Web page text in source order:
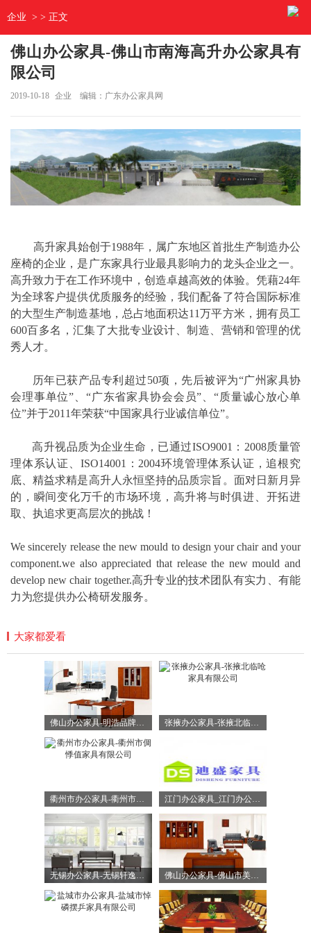
企业 > > 正文
佛山办公家具-佛山市南海高升办公家具有
限公司
2019-10-18 企业 编辑：广东办公家具网
高升家具始创于1988年，属广东地区首批生产制造办公
座椅的企业，是广东家具行业最具影响力的龙头企业之一。
高升致力于在工作环境中，创造卓越高效的体验。凭藉24年
为全球客户提供优质服务的经验，我们配备了符合国际标准
的大型生产制造基地，总占地面积达11万平方米，拥有员工
600百多名，汇集了大批专业设计、制造、营销和管理的优
秀人才。
历年已获产品专利超过50项，先后被评为“广州家具协
会理事单位”、“广东省家具协会会员”、“质量诚心放心单
位”并于2011年荣获“中国家具行业诚信单位”。
高升视品质为企业生命，已通过ISO9001：2008质量管
理体系认证、ISO14001：2004环境管理体系认证，追根究
底、精益求精是高升人永恒坚持的品质宗旨。面对日新月异
的，瞬间变化万千的市场环境，高升将与时俱进、开拓进
取、执追求更高层次的挑战！
We sincerely release the new mould to design your chair and your
component.we also appreciated that release the new mould and
develop new chair together.高升专业的技术团队有实力、有能
力为您提供办公椅研发服务。
大家都爱看
无锡办公家具-无锡轩逸办公家具有限公司